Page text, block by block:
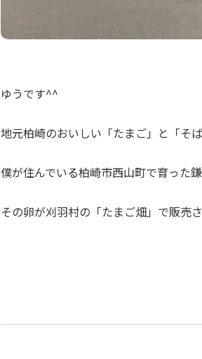
ゆうです^^
地元柏崎のおいしい「たまご」と「そ
僕が住んでいる柏崎市西山町で育った
その卵が刈羽村の「たまご畑」で販売さ